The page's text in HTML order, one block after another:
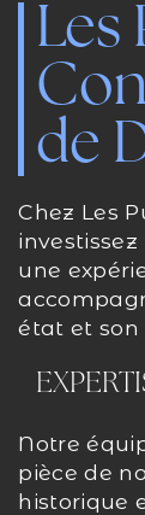
Les
de
Chez Les
une
état et
Notre
pièce de
historique